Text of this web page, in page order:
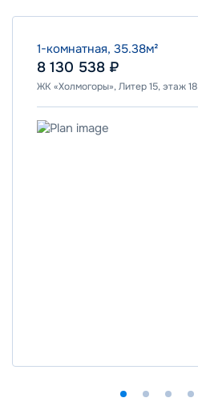
1-комнатная, 35.38м²
8 130 538 ₽
ЖК «Холмогоры», Литер 15, этаж 18